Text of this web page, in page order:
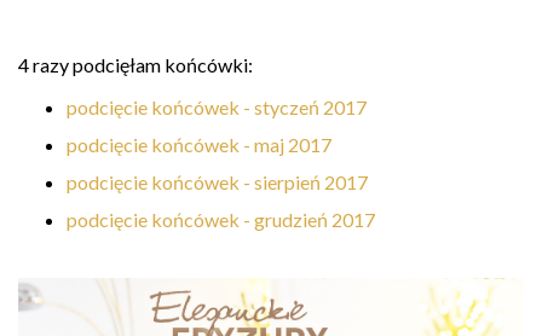
4 razy podcięłam końcówki:
podcięcie końcówek - styczeń 2017
podcięcie końcówek - maj 2017
podcięcie końcówek - sierpień 2017
podcięcie końcówek - grudzień 2017